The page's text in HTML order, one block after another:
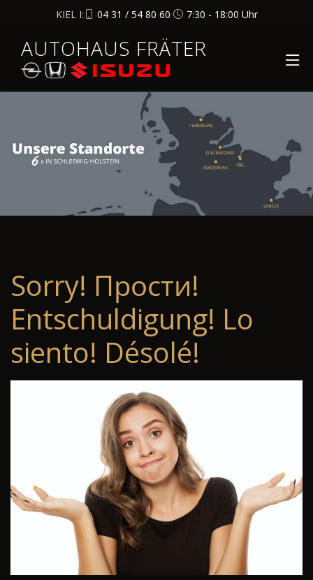
KIEL I: 04 31 / 54 80 60 7:30 - 18:00 Uhr
AUTOHAUS FRÄTER
Sorry! Прости!
Entschuldigung! Lo
siento! Désolé!